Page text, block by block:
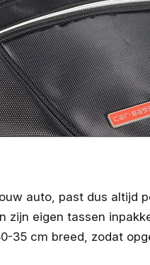
auto, past dus altijd
zijn eigen tassen
35 cm breed, zodat